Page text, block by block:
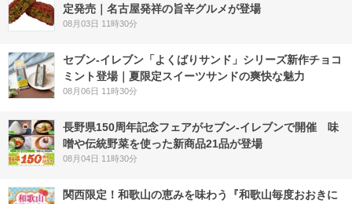
定発売｜名古屋発祥の旨辛グルメが登場
08月03日 11時30分
セブン‐イレブン「よくばりサンド」シリーズ新作チョコ
ミント登場｜夏限定スイーツサンドの爽快な魅力
08月06日 11時30分
長野県150周年記念フェアがセブン-イレブンで開催 味
噌や伝統野菜を使った新商品21品が登場
08月04日 11時30分
関西限定！和歌山の恵みを味わう『和歌山毎度おおきに